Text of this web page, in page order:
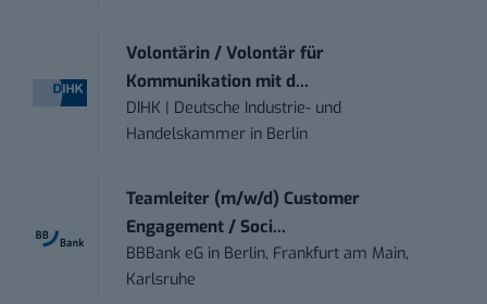
Volontärin / Volontär für
Kommunikation mit d...
DIHK | Deutsche Industrie- und
Handelskammer in Berlin
Teamleiter (m/w/d) Customer
Engagement / Soci...
BBBank eG in Berlin, Frankfurt am Main,
Karlsruhe